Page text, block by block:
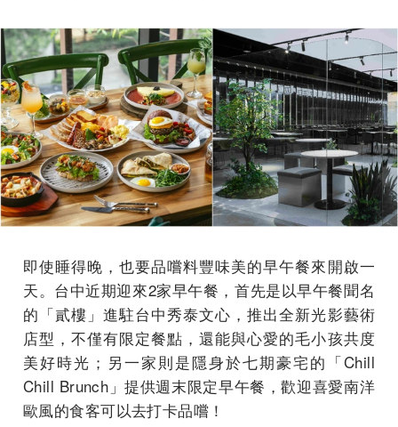
即使睡得晚，也要品嚐料豐味美的早午餐來開啟一
天。台中近期迎來2家早午餐，首先是以早午餐聞名
的「貳樓」進駐台中秀泰文心，推出全新光影藝術
店型，不僅有限定餐點，還能與心愛的毛小孩共度
美好時光；另一家則是隱身於七期豪宅的「Chill
Chill Brunch」提供週末限定早午餐，歡迎喜愛南洋
歐風的食客可以去打卡品嚐！